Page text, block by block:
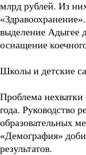
млрд рублей. Из
выделение Адыгее
оснащение
Школы и детские
Проблема
года. Руководство
образовательных
«Демография»
результатов.